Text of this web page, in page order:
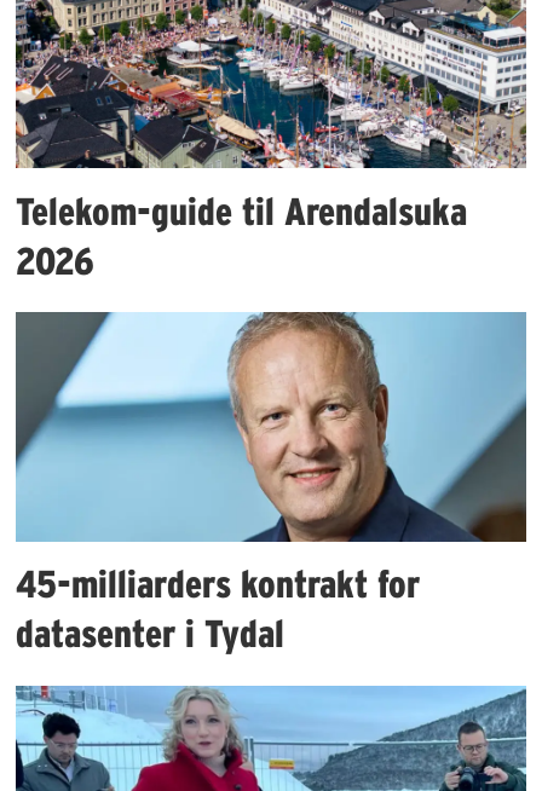
Telekom-guide til Arendalsuka
2026
45-milliarders kontrakt for
datasenter i Tydal